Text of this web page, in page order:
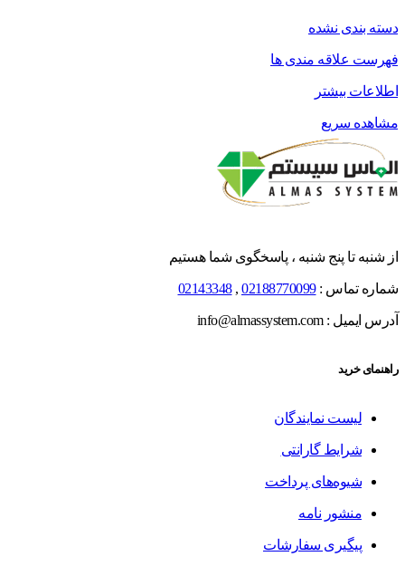
دسته بندی نشده
فهرست علاقه مندی ها
اطلاعات بیشتر
مشاهده سریع
از شنبه تا پنج شنبه ، پاسخگوی شما هستیم
شماره تماس :02188770099
,
02143348
آدرس ایمیل : info@almassystem.com
راهنمای خرید
لیست نمایندگان
شرایط گارانتی
شیوه‌های پرداخت
منشور نامه
پیگیری سفارشات